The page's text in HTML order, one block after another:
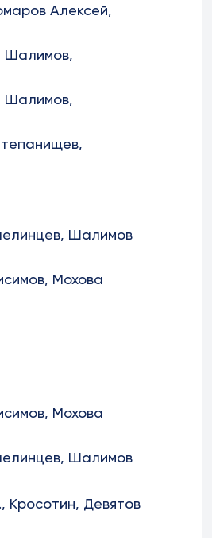
Алексей,
Шалимов,
Шалимов,
Шалимов
Мохова
Мохова
Шалимов
Кросотин, Девятов